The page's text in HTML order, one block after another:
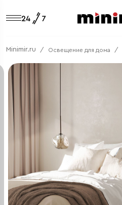
Minimir.ru Освещение для дома